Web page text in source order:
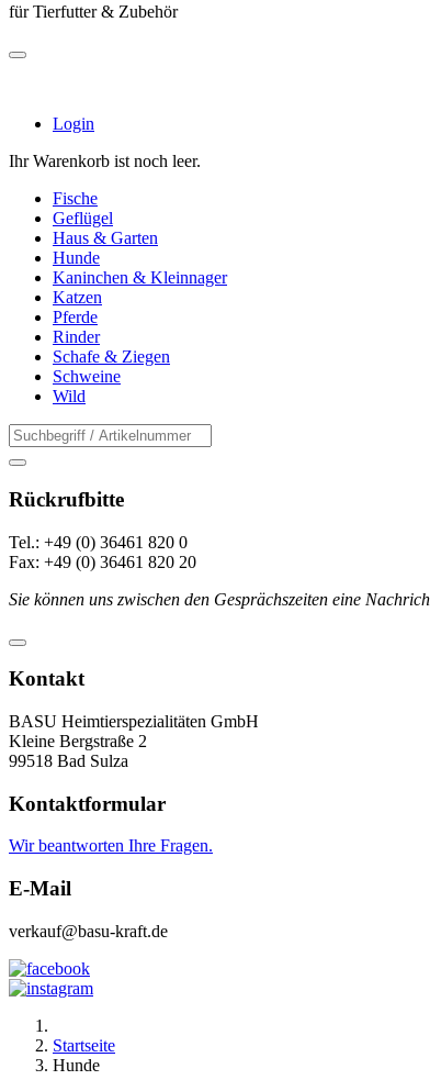
für Tierfutter & Zubehör
Login
Ihr Warenkorb ist noch leer.
Fische
Geflügel
Haus & Garten
Hunde
Kaninchen & Kleinnager
Katzen
Pferde
Rinder
Schafe & Ziegen
Schweine
Wild
Rückrufbitte
Tel.: +49 (0) 36461 820 0
Fax: +49 (0) 36461 820 20
Sie können uns zwischen den Gesprächszeiten eine
Kontakt
BASU Heimtierspezialitäten GmbH
Kleine Bergstraße 2
99518 Bad Sulza
Kontaktformular
Wir beantworten Ihre Fragen.
E-Mail
verkauf@basu-kraft.de
Startseite
Hunde